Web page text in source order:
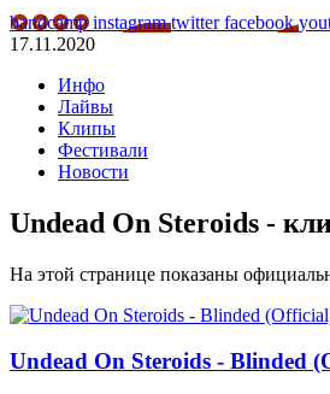
bandcampinstagramtwitterfacebook
17.11.2020
Инфо
Лайвы
Клипы
Фестивали
Новости
Undead On Steroids -
На этой странице показаны
Undead On Steroids - Blinded